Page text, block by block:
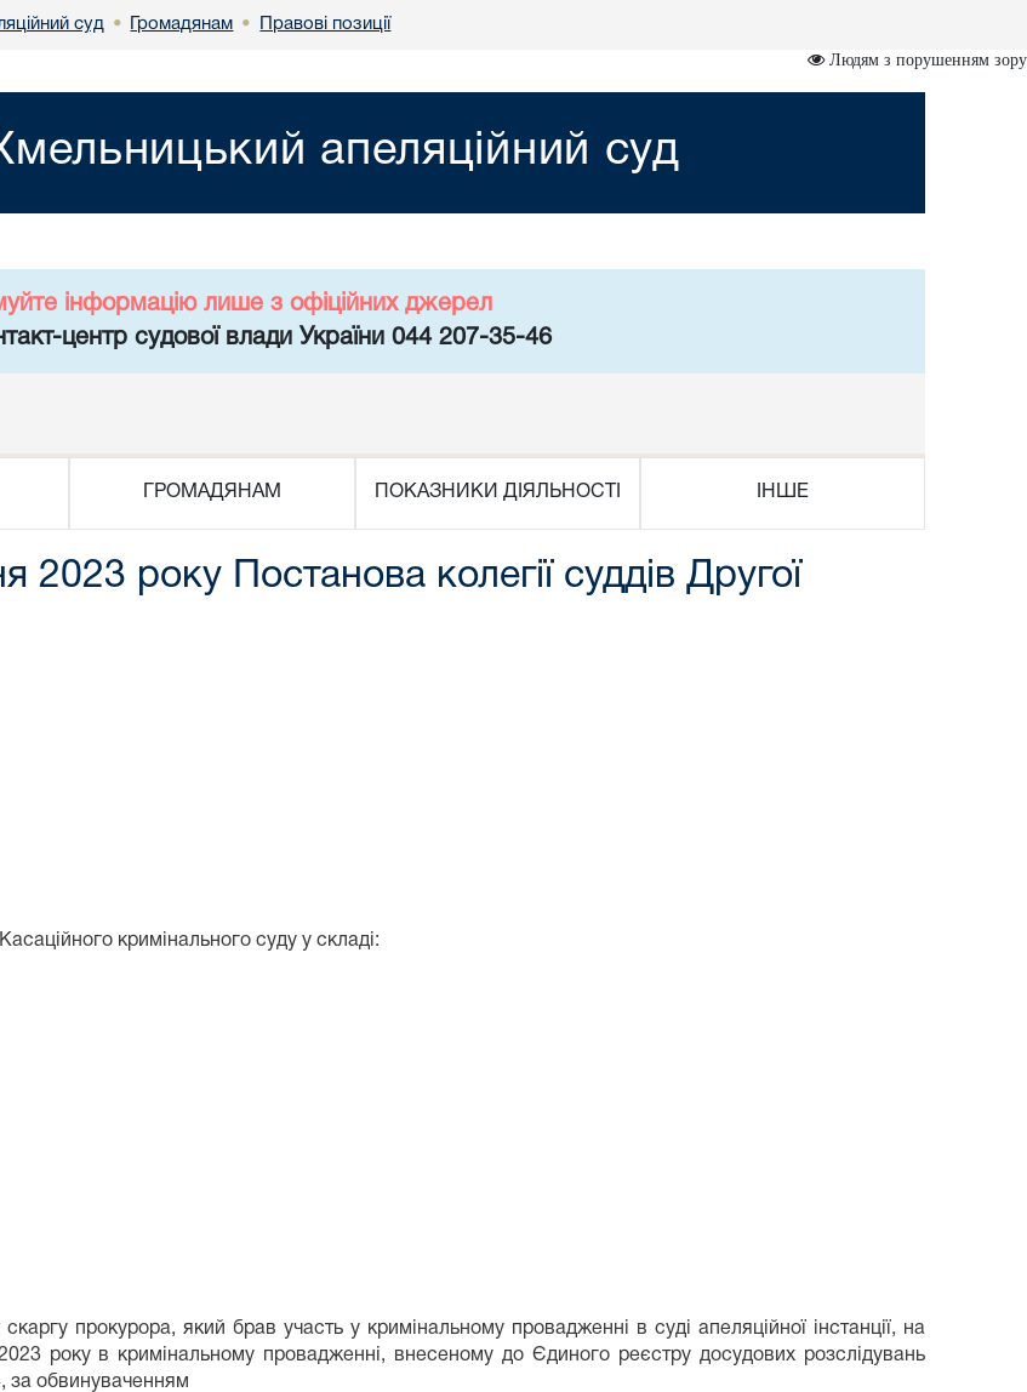
суд • Громадянам • Правові позиції
Людям з порушенням зору
апеляційний суд
інформацію лише з офіційних джерел
центр судової влади України 044 207-35-46
ГРОМАДЯНАМ ПОКАЗНИКИ ДІЯЛЬНОСТІ ІНШЕ
року Постанова колегії суддів Другої
кримінального суду у складі:
прокурора, який брав участь у кримінальному провадженні в суді апеляційної інстанції, на
року в кримінальному провадженні, внесеному до Єдиного реєстру досудових розслідувань